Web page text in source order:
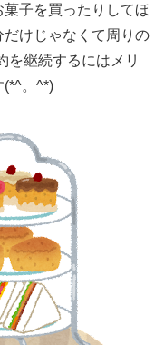
子を買ったりしてほ
けじゃなくて周りの
を継続するにはメリ
(*^。^*)